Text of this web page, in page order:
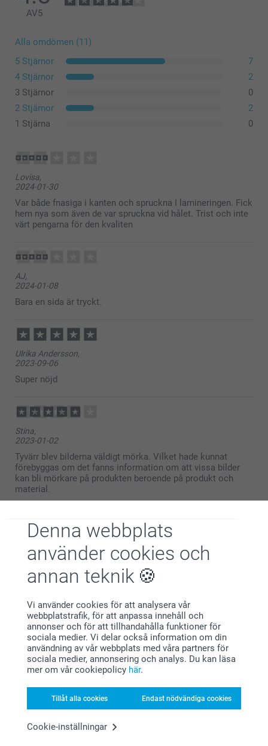
Denna webbplats
använder cookies och
annan teknik
Vi använder cookies för att analysera vår
webbplatstrafik, för att anpassa innehåll och
annonser och för att tillhandahålla funktioner för
sociala medier. Vi delar också information om din
användning av vår webbplats med våra partners för
sociala medier, annonsering och analys. Du kan läsa
mer om vår cookiepolicy här.
Tillåt alla cookies Endast nödvändiga cookies
Cookie-inställningar
AV5
Alla omdömen (11)
5 Stjärnor
7
4 Stjärnor
2
3 Stjärnor
0
2 Stjärnor
2
1 Stjärna
0
Lovisa,
2024-01-30
Var både fnasiga i kanten och spruckna I lamineringen. Fick
hem nya som även de var spruckna vid hålet. Trist och inte
värt pengarna för den kvaliten
AJ,
2024-01-08
Bara en sida är tryckt.
Ulrika Andersson,
2023-09-06
Super nöjd
Stina,
2023-01-02
Tyvärr blev bilderna väldigt mörka. Vilket hade kunnat
förebyggas om det fanns information om att vissa bilder
kan bli mörkare på produkten beroende på produkt och
material.
Camilla,
2022-12-18
Visa mer
Relaterade produkter
Glasunderlägg med kork
(177 omdömen)
Kakburk metall
Från 219,00